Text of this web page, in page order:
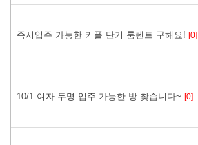
즉시입주 가능한 커플 단기 룸렌트 구해요! [0]
10/1 여자 두명 입주 가능한 방 찾습니다~ [0]